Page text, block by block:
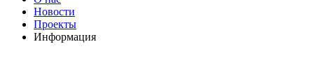
Новости
Проекты
Информация